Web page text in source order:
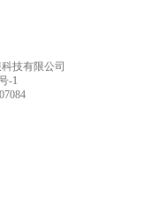
技有限公司
-1